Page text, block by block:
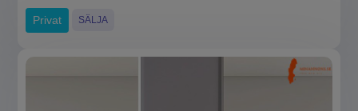
Privat SÄLJA